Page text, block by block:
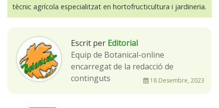
tècnic agrícola especialitzat en hortofructicultura i jardineria.
Escrit per Editorial
Equip de Botanical-online
encarregat de la redacció de
continguts
18 Desembre, 2023